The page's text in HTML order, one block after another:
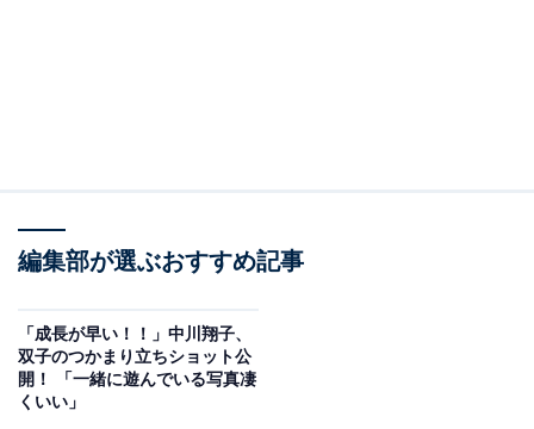
編集部が選ぶおすすめ記事
「成長が早い！！」中川翔子、
双子のつかまり立ちショット公
開！ 「一緒に遊んでいる写真凄
くいい」